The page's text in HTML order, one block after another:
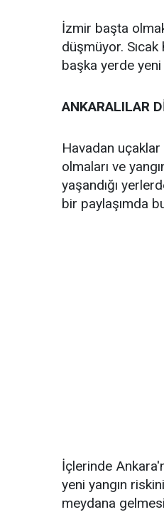
İzmir başta
düşmüyor.
başka yerde yeni
ANKARALILAR
Havadan
olmaları ve
yaşandığı
bir paylaşımda
İçlerinde
yeni yangın
meydana